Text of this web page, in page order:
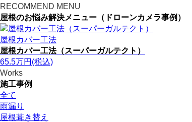
RECOMMEND MENU
屋根のお悩み解決メニュー（ドローンカメラ事例）
屋根カバー工法
屋根カバー工法（スーパーガルテクト）
65.5万円 (税込)
Works
施工事例
全て
雨漏り
屋根葺き替え